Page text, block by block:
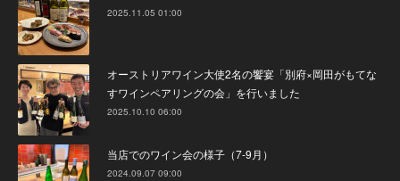
2025.11.05 01:00
オーストリアワイン大使2名の饗宴「別府×岡田がもてな
すワインペアリングの会」を行いました
2025.10.10 06:00
当店でのワイン会の様子（7-9月）
2024.09.07 09:00